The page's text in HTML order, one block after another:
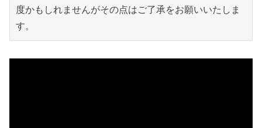
度かもしれませんがその点はご了承をお願いいたしま
す。